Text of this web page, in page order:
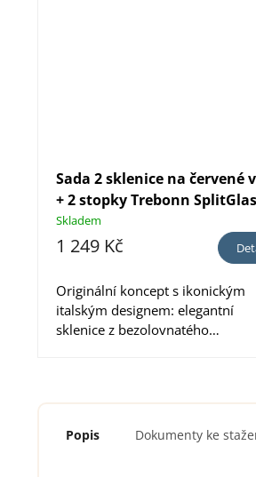
Sada 2 sklenice na červené
+ 2 stopky Trebonn
Skladem
1 249 Kč
Originální koncept s ikonickým
italským designem: elegantní
sklenice z bezolovnatého
Popis Dokumenty ke